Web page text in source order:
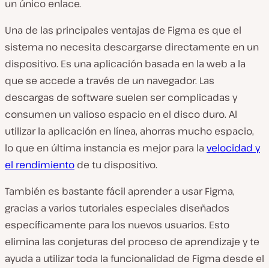
un único enlace.
Una de las principales ventajas de Figma es que el
sistema no necesita descargarse directamente en un
dispositivo. Es una aplicación basada en la web a la
que se accede a través de un navegador. Las
descargas de software suelen ser complicadas y
consumen un valioso espacio en el disco duro. Al
utilizar la aplicación en línea, ahorras mucho espacio,
lo que en última instancia es mejor para la velocidad y
el rendimiento de tu dispositivo.
También es bastante fácil aprender a usar Figma,
gracias a varios tutoriales especiales diseñados
específicamente para los nuevos usuarios. Esto
elimina las conjeturas del proceso de aprendizaje y te
ayuda a utilizar toda la funcionalidad de Figma desde el